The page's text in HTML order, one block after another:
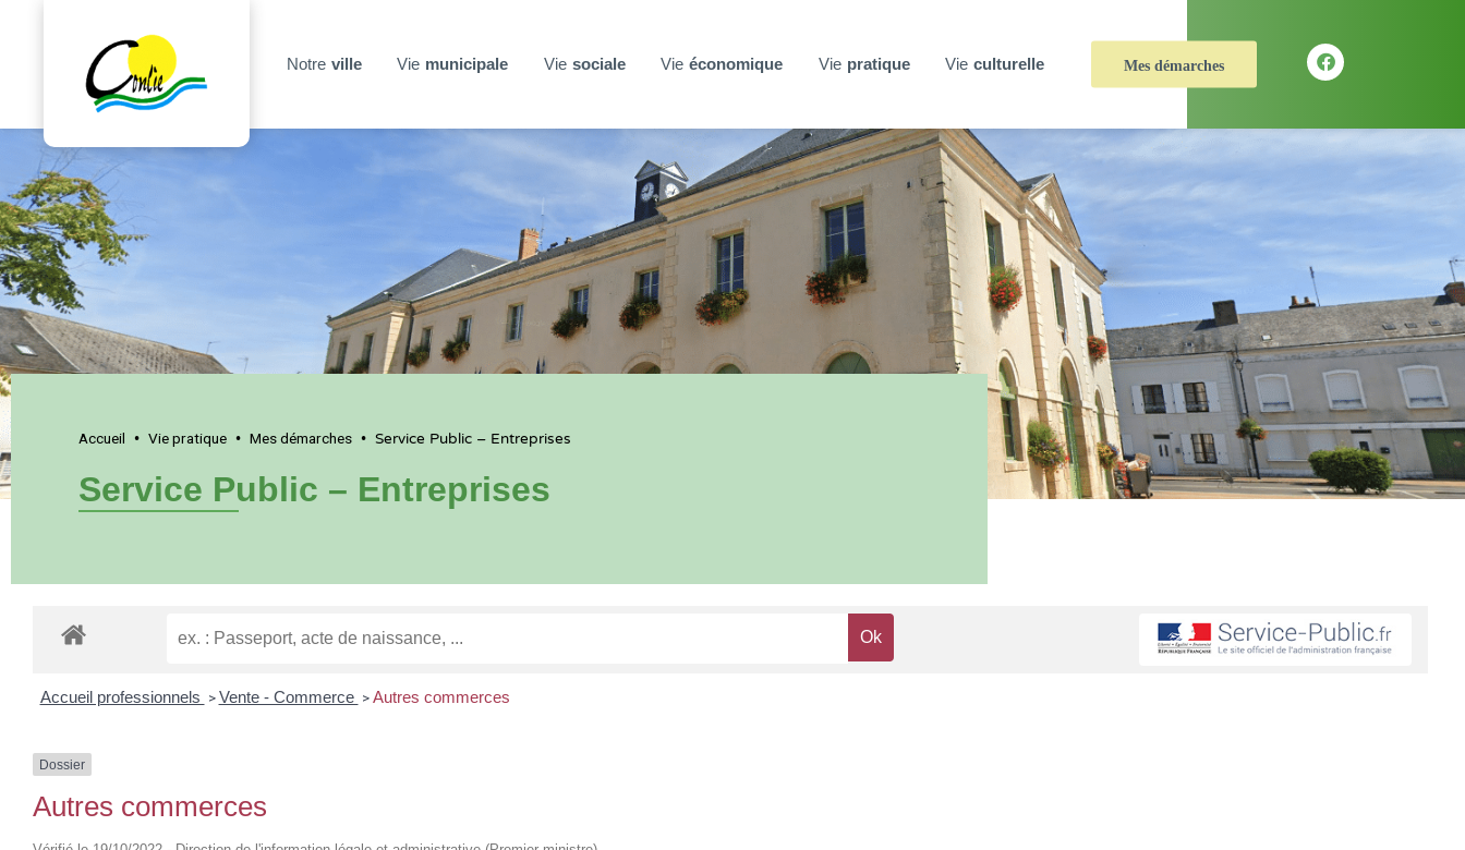
Notre ville Vie municipale Vie sociale Vie économique Vie pratique Vie culturelle Mes démarches
Accueil • Vie pratique • Mes démarches • Service Public – Entreprises
Service Public – Entreprises
Accueil professionnels > Vente - Commerce > Autres commerces
Dossier
Autres commerces